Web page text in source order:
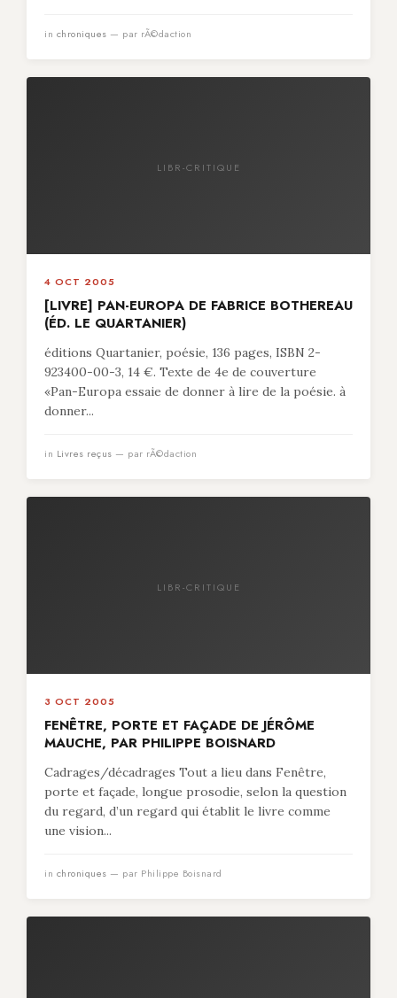
in chroniques — par rÃ©daction
LIBR-CRITIQUE
4 OCT 2005
[LIVRE] PAN-EUROPA DE FABRICE BOTHEREAU
(ÉD. LE QUARTANIER)
éditions Quartanier, poésie, 136 pages, ISBN 2-
923400-00-3, 14 €. Texte de 4e de couverture
«Pan-Europa essaie de donner à lire de la poésie. à
donner...
in Livres reçus — par rÃ©daction
LIBR-CRITIQUE
3 OCT 2005
FENÊTRE, PORTE ET FAÇADE DE JÉRÔME
MAUCHE, PAR PHILIPPE BOISNARD
Cadrages/décadrages Tout a lieu dans Fenêtre,
porte et façade, longue prosodie, selon la question
du regard, d’un regard qui établit le livre comme
une vision...
in chroniques — par Philippe Boisnard